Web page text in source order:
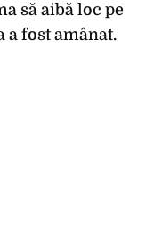
să aibă loc pe
a fost amânat.